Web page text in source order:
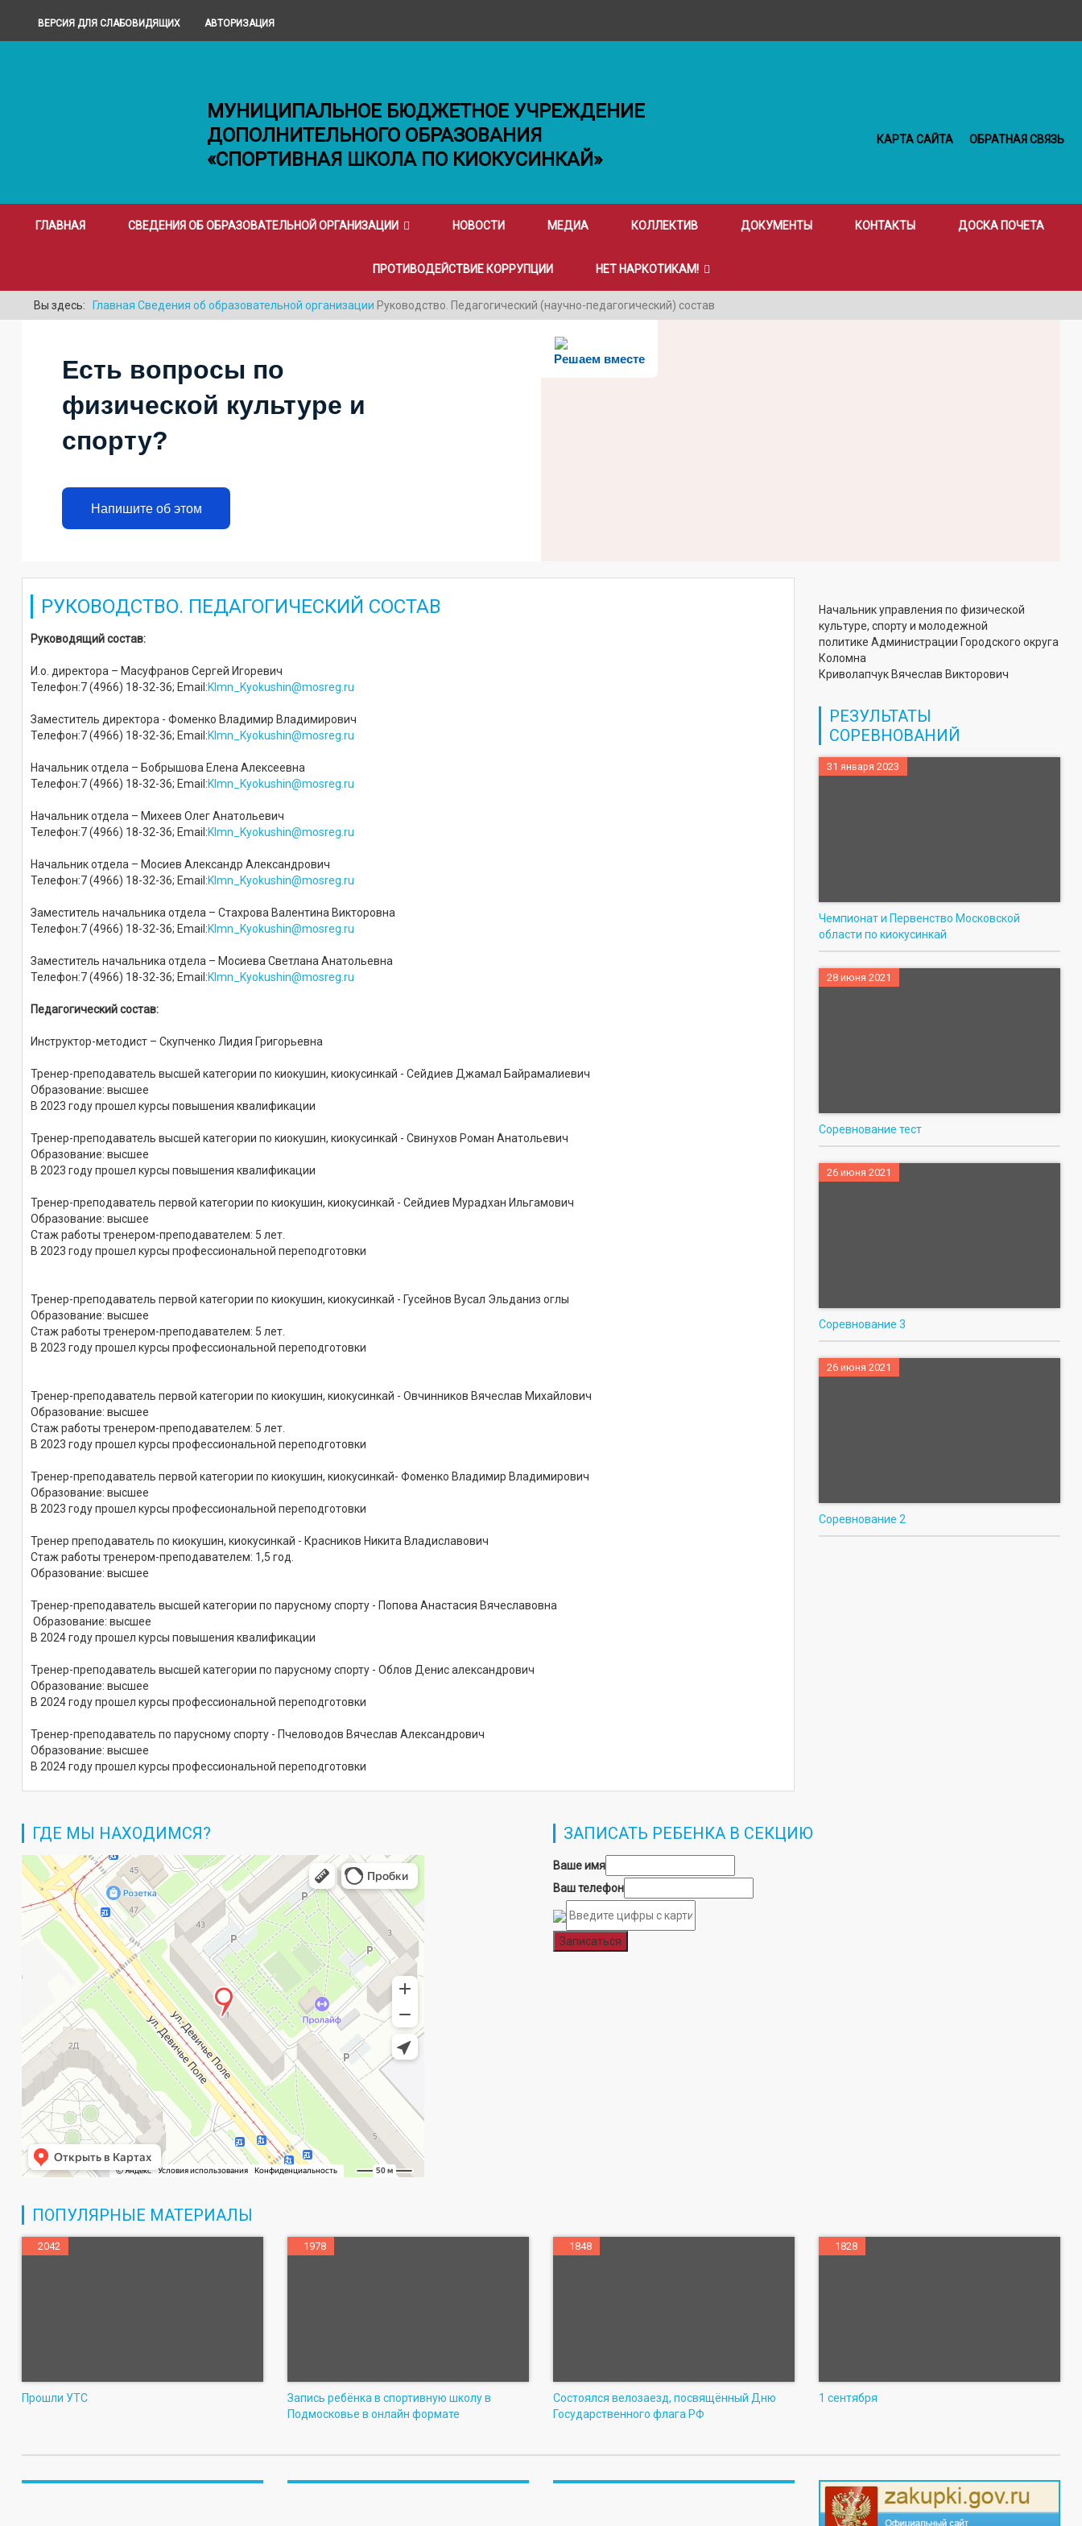
ВЕРСИЯ ДЛЯ СЛАБОВИДЯЩИХ АВТОРИЗАЦИЯ
МУНИЦИПАЛЬНОЕ БЮДЖЕТНОЕ УЧРЕЖДЕНИЕ
ДОПОЛНИТЕЛЬНОГО ОБРАЗОВАНИЯ
«СПОРТИВНАЯ ШКОЛА ПО КИОКУСИНКАЙ»
КАРТА САЙТА ОБРАТНАЯ СВЯЗЬ
ГЛАВНАЯ СВЕДЕНИЯ ОБ ОБРАЗОВАТЕЛЬНОЙ ОРГАНИЗАЦИИ НОВОСТИ МЕДИА КОЛЛЕКТИВ ДОКУМЕНТЫ КОНТАКТЫ ДОСКА ПОЧЕТА
ПРОТИВОДЕЙСТВИЕ КОРРУПЦИИ НЕТ НАРКОТИКАМ!
Вы здесь: Главная Сведения об образовательной организации Руководство. Педагогический (научно-педагогический) состав
Решаем вместе
Есть вопросы по
физической культуре и
спорту?
Напишите об этом
РУКОВОДСТВО. ПЕДАГОГИЧЕСКИЙ СОСТАВ
Руководящий состав:
И.о. директора – Масуфранов Сергей Игоревич
Телефон:7 (4966) 18-32-36; Email:Klmn_Kyokushin@mosreg.ru
Заместитель директора - Фоменко Владимир Владимирович
Телефон:7 (4966) 18-32-36; Email:Klmn_Kyokushin@mosreg.ru
Начальник отдела – Бобрышова Елена Алексеевна
Телефон:7 (4966) 18-32-36; Email:Klmn_Kyokushin@mosreg.ru
Начальник отдела – Михеев Олег Анатольевич
Телефон:7 (4966) 18-32-36; Email:Klmn_Kyokushin@mosreg.ru
Начальник отдела – Мосиев Александр Александрович
Телефон:7 (4966) 18-32-36; Email:Klmn_Kyokushin@mosreg.ru
Заместитель начальника отдела – Стахрова Валентина Викторовна
Телефон:7 (4966) 18-32-36; Email:Klmn_Kyokushin@mosreg.ru
Заместитель начальника отдела – Мосиева Светлана Анатольевна
Телефон:7 (4966) 18-32-36; Email:Klmn_Kyokushin@mosreg.ru
Педагогический состав:
Инструктор-методист – Скупченко Лидия Григорьевна
Тренер-преподаватель высшей категории по киокушин, киокусинкай - Сейдиев Джамал Байрамалиевич
Образование: высшее
В 2023 году прошел курсы повышения квалификации
Тренер-преподаватель высшей категории по киокушин, киокусинкай - Свинухов Роман Анатольевич
Образование: высшее
В 2023 году прошел курсы повышения квалификации
Тренер-преподаватель первой категории по киокушин, киокусинкай - Сейдиев Мурадхан Ильгамович
Образование: высшее
Стаж работы тренером-преподавателем: 5 лет.
В 2023 году прошел курсы профессиональной переподготовки
Тренер-преподаватель первой категории по киокушин, киокусинкай - Гусейнов Вусал Эльданиз оглы
Образование: высшее
Стаж работы тренером-преподавателем: 5 лет.
В 2023 году прошел курсы профессиональной переподготовки
Тренер-преподаватель первой категории по киокушин, киокусинкай - Овчинников Вячеслав Михайлович
Образование: высшее
Стаж работы тренером-преподавателем: 5 лет.
В 2023 году прошел курсы профессиональной переподготовки
Тренер-преподаватель первой категории по киокушин, киокусинкай- Фоменко Владимир Владимирович
Образование: высшее
В 2023 году прошел курсы профессиональной переподготовки
Тренер преподаватель по киокушин, киокусинкай - Красников Никита Владиславович
Стаж работы тренером-преподавателем: 1,5 год.
Образование: высшее
Тренер-преподаватель высшей категории по парусному спорту - Попова Анастасия Вячеславовна
Образование: высшее
В 2024 году прошел курсы повышения квалификации
Тренер-преподаватель высшей категории по парусному спорту - Облов Денис александрович
Образование: высшее
В 2024 году прошел курсы профессиональной переподготовки
Тренер-преподаватель по парусному спорту - Пчеловодов Вячеслав Александрович
Образование: высшее
В 2024 году прошел курсы профессиональной переподготовки
Начальник управления по физической
культуре, спорту и молодежной
политике Администрации Городского округа
Коломна
Криволапчук Вячеслав Викторович
РЕЗУЛЬТАТЫ
СОРЕВНОВАНИЙ
31 января 2023
Чемпионат и Первенство Московской
области по киокусинкай
28 июня 2021
Соревнование тест
26 июня 2021
Соревнование 3
26 июня 2021
Соревнование 2
ГДЕ МЫ НАХОДИМСЯ? ЗАПИСАТЬ РЕБЕНКА В СЕКЦИЮ
Ваше имя
Ваш телефон
Записаться
ПОПУЛЯРНЫЕ МАТЕРИАЛЫ
2042
Прошли УТС
1978
Запись ребёнка в спортивную школу в
Подмосковье в онлайн формате
1848
Состоялся велозаезд, посвящённый Дню
Государственного флага РФ
1828
1 сентября